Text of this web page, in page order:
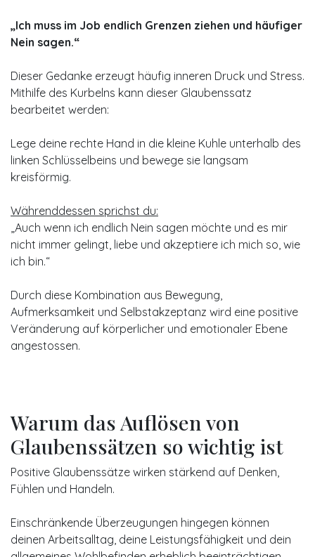
„Ich muss im Job endlich Grenzen ziehen und häufiger
Nein sagen.“
Dieser Gedanke erzeugt häufig inneren Druck und Stress.
Mithilfe des Kurbelns kann dieser Glaubenssatz
bearbeitet werden:
Lege deine rechte Hand in die kleine Kuhle unterhalb des
linken Schlüsselbeins und bewege sie langsam
kreisförmig.
Währenddessen sprichst du:
„Auch wenn ich endlich Nein sagen möchte und es mir
nicht immer gelingt, liebe und akzeptiere ich mich so, wie
ich bin.“
Durch diese Kombination aus Bewegung,
Aufmerksamkeit und Selbstakzeptanz wird eine positive
Veränderung auf körperlicher und emotionaler Ebene
angestossen.
Warum das Auflösen von
Glaubenssätzen so wichtig ist
Positive Glaubenssätze wirken stärkend auf Denken,
Fühlen und Handeln.
Einschränkende Überzeugungen hingegen können
deinen Arbeitsalltag, deine Leistungsfähigkeit und dein